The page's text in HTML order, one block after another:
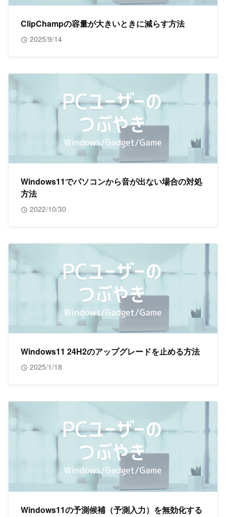
ClipChampの容量が大きいときに減らす方法
2025/9/14
Windows11でパソコンから音が出ない場合の対処
方法
2022/10/30
Windows11 24H2のアップグレードを止める方法
2025/1/18
Windows11の予測候補（予測入力）を無効化する